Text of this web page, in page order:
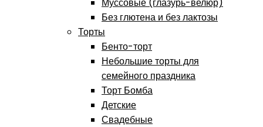
Муссовые (глазурь-велюр)
Без глютена и без лактозы
Торты
Бенто-торт
Небольшие торты для
семейного праздника
Торт Бомба
Детские
Свадебные